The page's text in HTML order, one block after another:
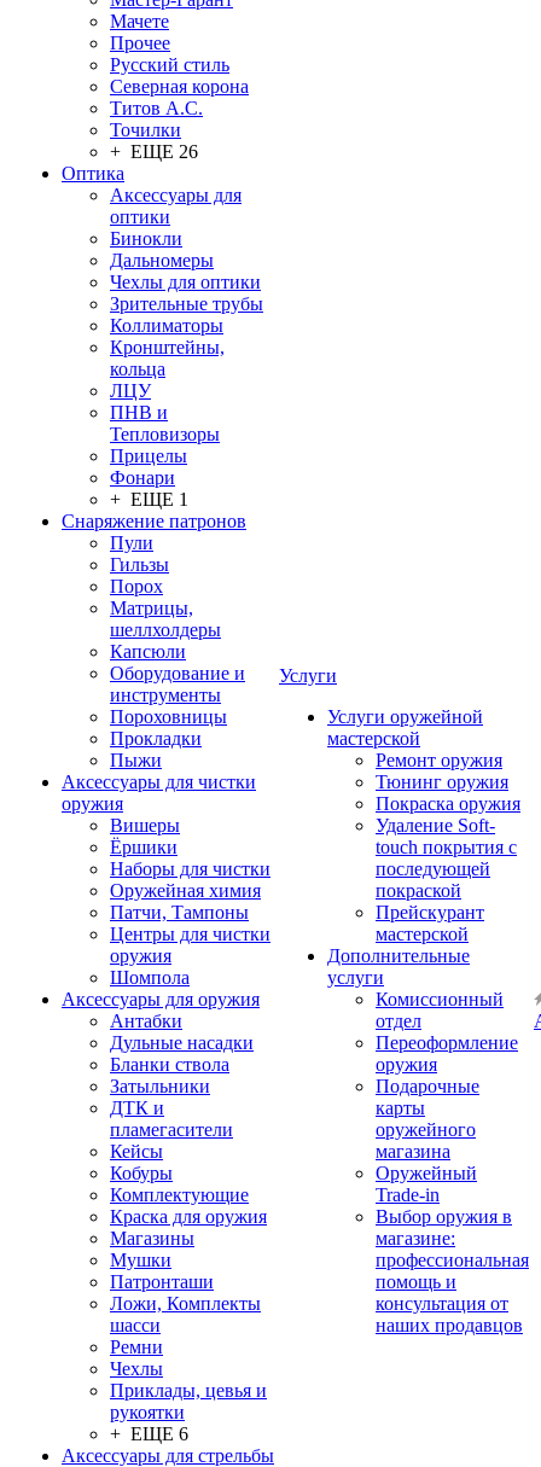
Мачете
Прочее
Русский стиль
Северная корона
Титов А.С.
Точилки
+ ЕЩЕ 26
Оптика
Аксессуары для
оптики
Бинокли
Дальномеры
Чехлы для оптики
Зрительные трубы
Коллиматоры
Кронштейны,
кольца
ЛЦУ
ПНВ и
Тепловизоры
Прицелы
Фонари
+ ЕЩЕ 1
Снаряжение патронов
Пули
Гильзы
Порох
Матрицы,
шеллхолдеры
Капсюли
Оборудование и
инструменты
Пороховницы
Прокладки
Пыжи
Аксессуары для чистки
оружия
Вишеры
Ёршики
Наборы для чистки
Оружейная химия
Патчи, Тампоны
Центры для чистки
оружия
Шомпола
Аксессуары для оружия
Антабки
Дульные насадки
Бланки ствола
Затыльники
ДТК и
пламегасители
Кейсы
Кобуры
Комплектующие
Краска для оружия
Магазины
Мушки
Патронташи
Ложи, Комплекты
шасси
Ремни
Чехлы
Приклады, цевья и
рукоятки
+ ЕЩЕ 6
Аксессуары для стрельбы
Услуги
Услуги оружейной
мастерской
Ремонт оружия
Тюнинг оружия
Покраска оружия
Удаление Soft-
touch покрытия с
последующей
покраской
Прейскурант
мастерской
Дополнительные
услуги
Комиссионный
отдел
Переоформление
оружия
Подарочные
карты
оружейного
магазина
Оружейный
Trade-in
Выбор оружия в
магазине:
профессиональная
помощь и
консультация от
наших продавцов